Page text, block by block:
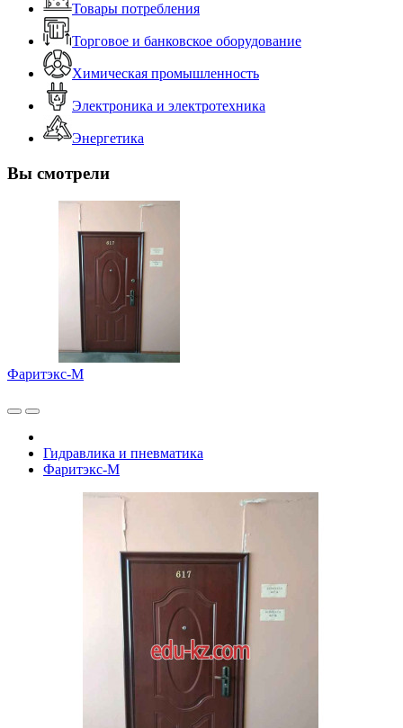
Товары потребления
Торговое и банковское оборудование
Химическая промышленность
Электроника и электротехника
Энергетика
Вы смотрели
Фаритэкс-М
Гидравлика и пневматика
Фаритэкс-М